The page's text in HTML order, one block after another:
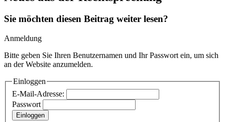
Sie möchten diesen Beitrag weiter lesen?
Anmeldung
Bitte geben Sie Ihren Benutzernamen und Ihr Passwort ein, um sich
an der Website anzumelden.
Einloggen
E-Mail-Adresse:
Passwort